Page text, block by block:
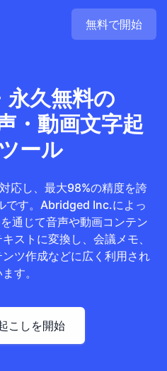
無料で開始
永久無料の
・動画文字起
ール
応し、最大98%の精度を誇
です。Abridged Inc.によっ
通じて音声や動画コンテン
ストに変換し、会議メモ、
ツ作成などに広く利用され
す。
こしを開始